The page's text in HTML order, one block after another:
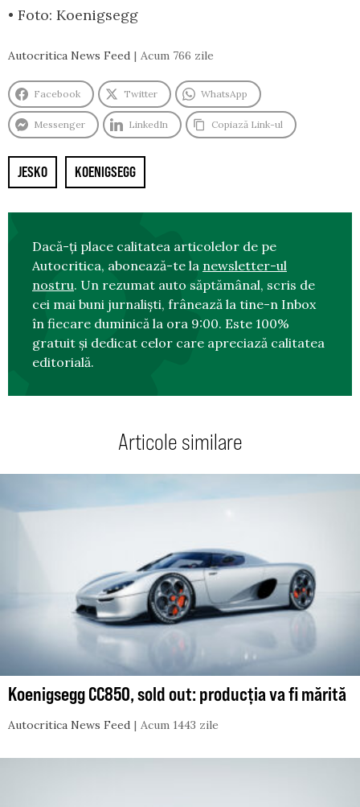
• Foto: Koenigsegg
Autocritica News Feed Acum 766 zile
Facebook Twitter WhatsApp
Messenger LinkedIn Copiază Link-ul
JESKO KOENIGSEGG
Dacă-ți place calitatea articolelor de pe
Autocritica, abonează-te la newsletter-ul
nostru. Un rezumat auto săptămânal, scris de
cei mai buni jurnaliști, frânează la tine-n Inbox
în fiecare duminică la ora 9:00. Este 100%
gratuit și dedicat celor care apreciază calitatea
editorială.
Articole similare
Koenigsegg CC850, sold out: producția va fi mărită
Autocritica News Feed Acum 1443 zile